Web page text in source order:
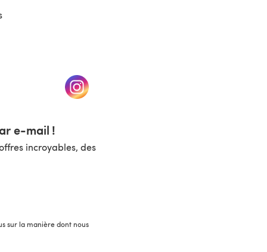
nouvel onglet) (s'ouvre dans un nouvel onglet)
e-mail !
incroyables, des
sur la manière dont nous